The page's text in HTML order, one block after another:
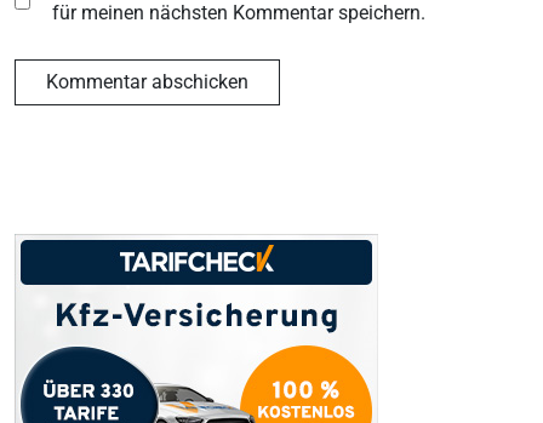
für meinen nächsten Kommentar speichern.